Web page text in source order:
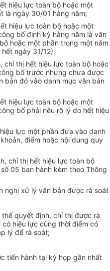
hiệu lực toàn bộ hoặc một
là ngày 30/01 hàng năm;
hiệu lực toàn bộ hoặc một
bố định kỳ hàng năm là văn
hoặc một phần trong một năm
ngày 31/12).
thị hết hiệu lực toàn bộ hoặc
bố trước nhưng chưa được
bản đó vào danh mục văn bản
hiệu lực toàn bộ hoặc một
bố phải nêu rõ lý do hết hiệu
lực một phần đưa vào danh
điểm hoặc nội dung quy
chỉ thị hết hiệu lực toàn bộ
05 ban hành kèm theo Thông
nghị xử lý văn bản được rà soát
quyết định, chỉ thị được rà
hiệu lực cùng thời điểm có
lý để rà soát;
tiến hành tại kỳ họp gần nhất